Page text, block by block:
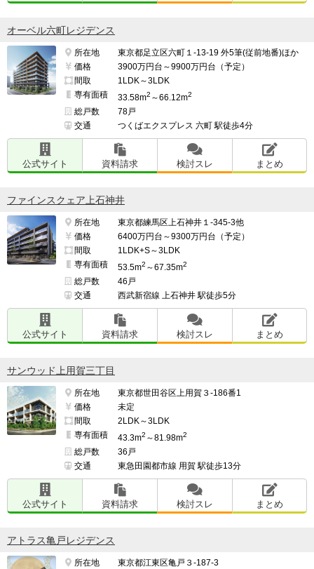
オーベル六町レジデンス
所在地
東京都足立区六町１-13-19 外5筆(従前地番)ほか
価格
3900万円台～9900万円台（予定）
間取
1LDK～3LDK
専有面積
33.58m2 ～66.12m2
総戸数
78戸
交通
つくばエクスプレス 六町 駅徒歩4分
公式サイト 資料請求 検討スレ まとめ
ファインスクェア上石神井
所在地
東京都練馬区上石神井１-345-3他
価格
6400万円台～9300万円台（予定）
間取
1LDK+S～3LDK
専有面積
53.5m2 ～67.35m2
総戸数
46戸
交通
西武新宿線 上石神井 駅徒歩5分
公式サイト 資料請求 検討スレ まとめ
サンウッド上用賀三丁目
所在地
東京都世田谷区上用賀３-186番1
価格
未定
間取
2LDK～3LDK
専有面積
43.3m2 ～81.98m2
総戸数
36戸
交通
東急田園都市線 用賀 駅徒歩13分
公式サイト 資料請求 検討スレ まとめ
アトラス亀戸レジデンス
所在地
東京都江東区亀戸３-187-3